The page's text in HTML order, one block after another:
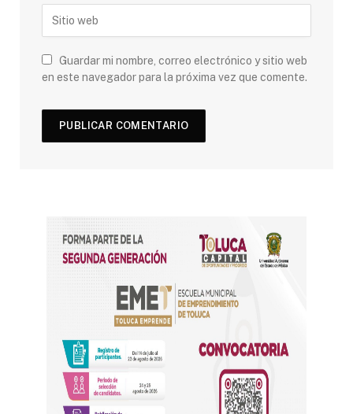
Guardar mi nombre, correo electrónico y sitio web
en este navegador para la próxima vez que comente.